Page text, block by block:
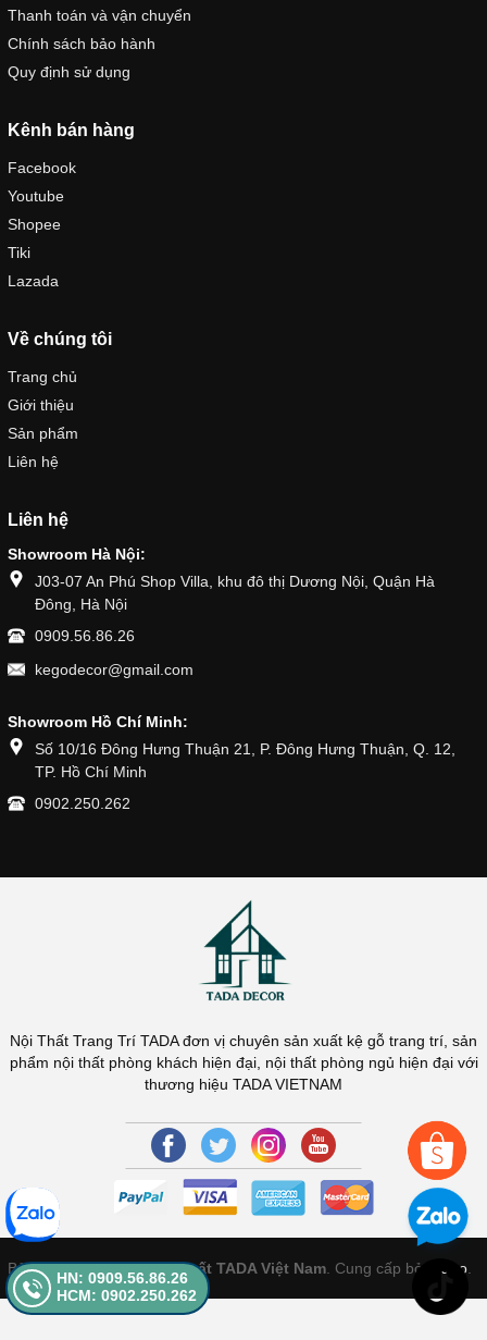
Thanh toán và vận chuyển
Chính sách bảo hành
Quy định sử dụng
Kênh bán hàng
Facebook
Youtube
Shopee
Tiki
Lazada
Về chúng tôi
Trang chủ
Giới thiệu
Sản phẩm
Liên hệ
Liên hệ
Showroom Hà Nội:
J03-07 An Phú Shop Villa, khu đô thị Dương Nội, Quận Hà
Đông, Hà Nội
0909.56.86.26
kegodecor@gmail.com
Showroom Hồ Chí Minh:
Số 10/16 Đông Hưng Thuận 21, P. Đông Hưng Thuận, Q. 12,
TP. Hồ Chí Minh
0902.250.262
Nội Thất Trang Trí TADA đơn vị chuyên sản xuất kệ gỗ trang trí, sản
phẩm nội thất phòng khách hiện đại, nội thất phòng ngủ hiện đại với
thương hiệu TADA VIETNAM
Bản quyền thuộc vềNội Thất TADA Việt Nam . Cung cấp bởi Sapo
HN: 0909.56.86.26
HCM: 0902.250.262